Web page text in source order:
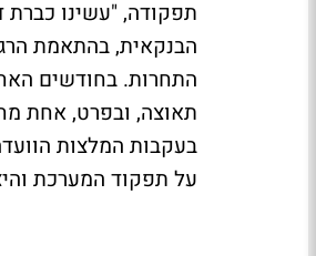
תפקודה, "עשינו
הבנקאית, בהתאמת
התחרות. בחודשים
תאוצה, ובפרט, אחת
בעקבות המלצות
על תפקוד המערכת